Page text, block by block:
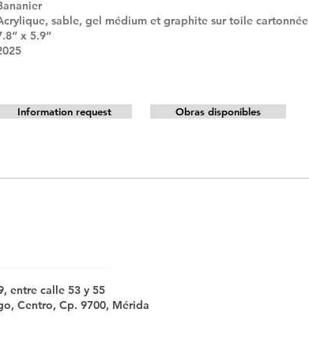
sable, gel médium et graphite sur toile cartonnée
x 5.9“
Information request Obras disponibles
entre calle 53 y 55
Centro, Cp. 9700, Mérida